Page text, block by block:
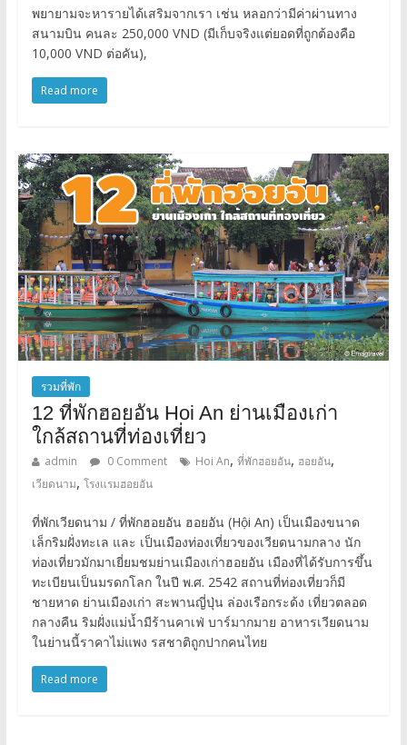
พยายามจะหารายได้เสริมจากเรา เช่น หลอกว่ามีค่าผ่านทาง
สนามบิน คนละ 250,000 VND (มีเก็บจริงแต่ยอดที่ถูกต้องคือ
10,000 VND ต่อคัน),
Read more
รวมที่พัก
12 ที่พักฮอยอัน Hoi An ย่านเมืองเก่า
ใกล้สถานที่ท่องเที่ยว
admin 0 Comment Hoi An, ที่พักฮอยอัน, ฮอยอัน,
เวียดนาม, โรงแรมฮอยอัน
ที่พักเวียดนาม / ที่พักฮอยอัน ฮอยอัน (Hội An) เป็นเมืองขนาด
เล็กริมฝั่งทะเล และ เป็นเมืองท่องเที่ยวของเวียดนามกลาง นัก
ท่องเที่ยวมักมาเยี่ยมชมย่านเมืองเก่าฮอยอัน เมืองที่ได้รับการขึ้น
ทะเบียนเป็นมรดกโลก ในปี พ.ศ. 2542 สถานที่ท่องเที่ยวก็มี
ชายหาด ย่านเมืองเก่า สะพานญี่ปุ่น ล่องเรือกระด้ง เที่ยวตลอด
กลางคืน ริมฝั่งแม่น้ำมีร้านคาเฟ่ บาร์มากมาย อาหารเวียดนาม
ในย่านนี้ราคาไม่แพง รสชาติถูกปากคนไทย
Read more